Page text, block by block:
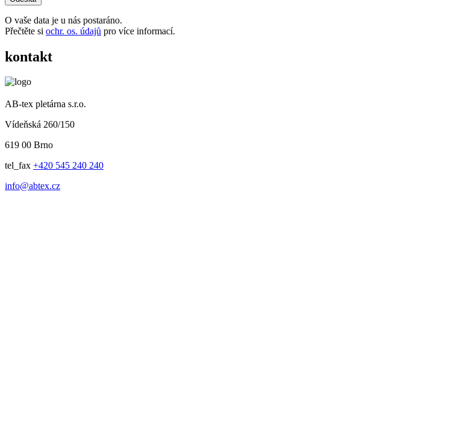
O vaše data je u nás postaráno.
Přečtěte si ochr. os. údajů pro více informací.
kontakt
AB-tex pletárna s.r.o.
Vídeňská 260/150
619 00 Brno
tel_fax +420 545 240 240
info@abtex.cz